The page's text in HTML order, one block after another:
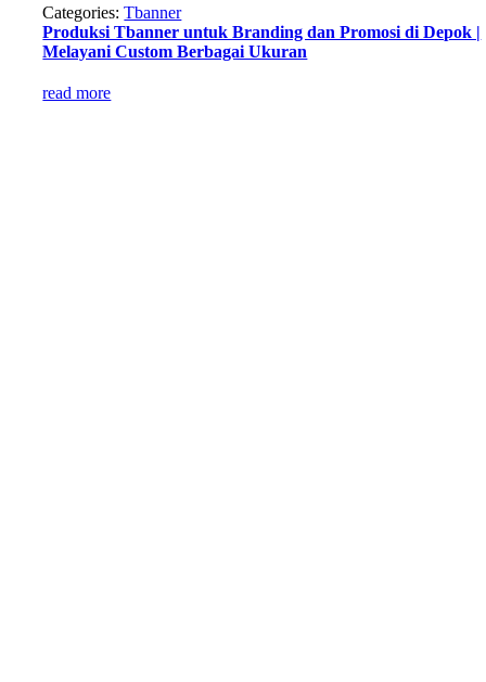
Categories:Tbanner
Produksi Tbanner untuk Branding dan Promosi di Depok |
Melayani Custom Berbagai Ukuran
read more